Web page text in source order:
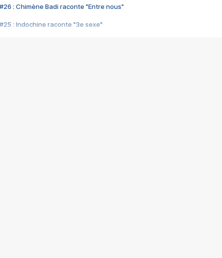
#26 : Chimène Badi raconte "Entre nous"
#25 : Indochine raconte "3e sexe"